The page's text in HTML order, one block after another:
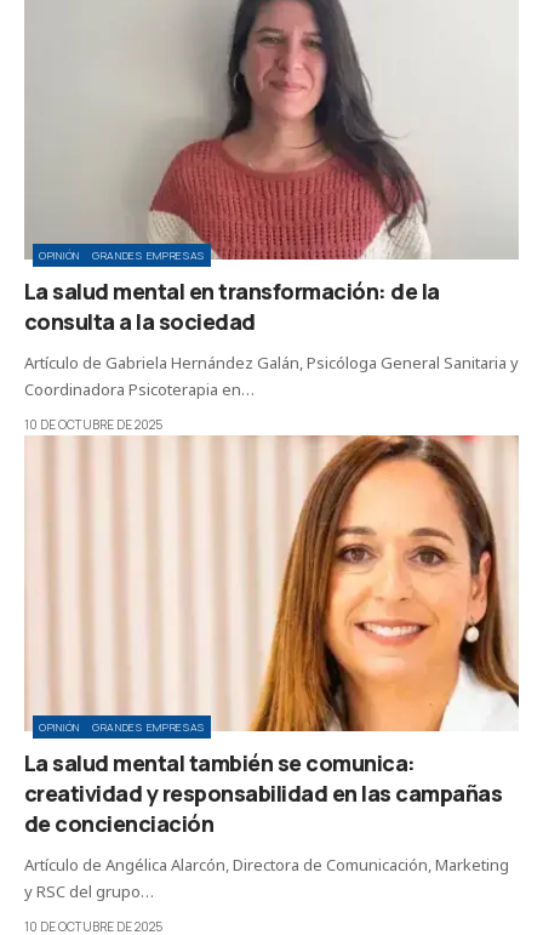
OPINIÓN GRANDES EMPRESAS
La salud mental en transformación: de la
consulta a la sociedad
Artículo de Gabriela Hernández Galán, Psicóloga General Sanitaria y
Coordinadora Psicoterapia en…
10 DE OCTUBRE DE 2025
OPINIÓN GRANDES EMPRESAS
La salud mental también se comunica:
creatividad y responsabilidad en las campañas
de concienciación
Artículo de Angélica Alarcón, Directora de Comunicación, Marketing
y RSC del grupo…
10 DE OCTUBRE DE 2025